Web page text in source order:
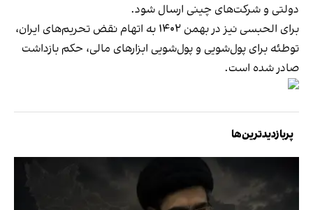
دولتی و شرکت‌های چینی ارسال شود.
برای الحبسی نیز در بهمن ۱۴۰۲ به اتهام نقض تحریم‌های ایران،
توطئه برای پول‌شویی و پول‌شویی ابزارهای مالی، حکم بازداشت
صادر شده است.
پربازدیدترین‌ها